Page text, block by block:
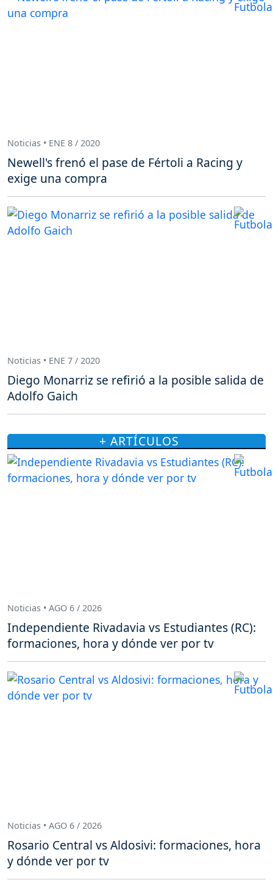
Noticias • ENE 8 / 2020
Newell's frenó el pase de Fértoli a Racing y
exige una compra
Noticias • ENE 7 / 2020
Diego Monarriz se refirió a la posible salida de
Adolfo Gaich
+ ARTÍCULOS
Noticias • AGO 6 / 2026
Independiente Rivadavia vs Estudiantes (RC):
formaciones, hora y dónde ver por tv
Noticias • AGO 6 / 2026
Rosario Central vs Aldosivi: formaciones, hora
y dónde ver por tv